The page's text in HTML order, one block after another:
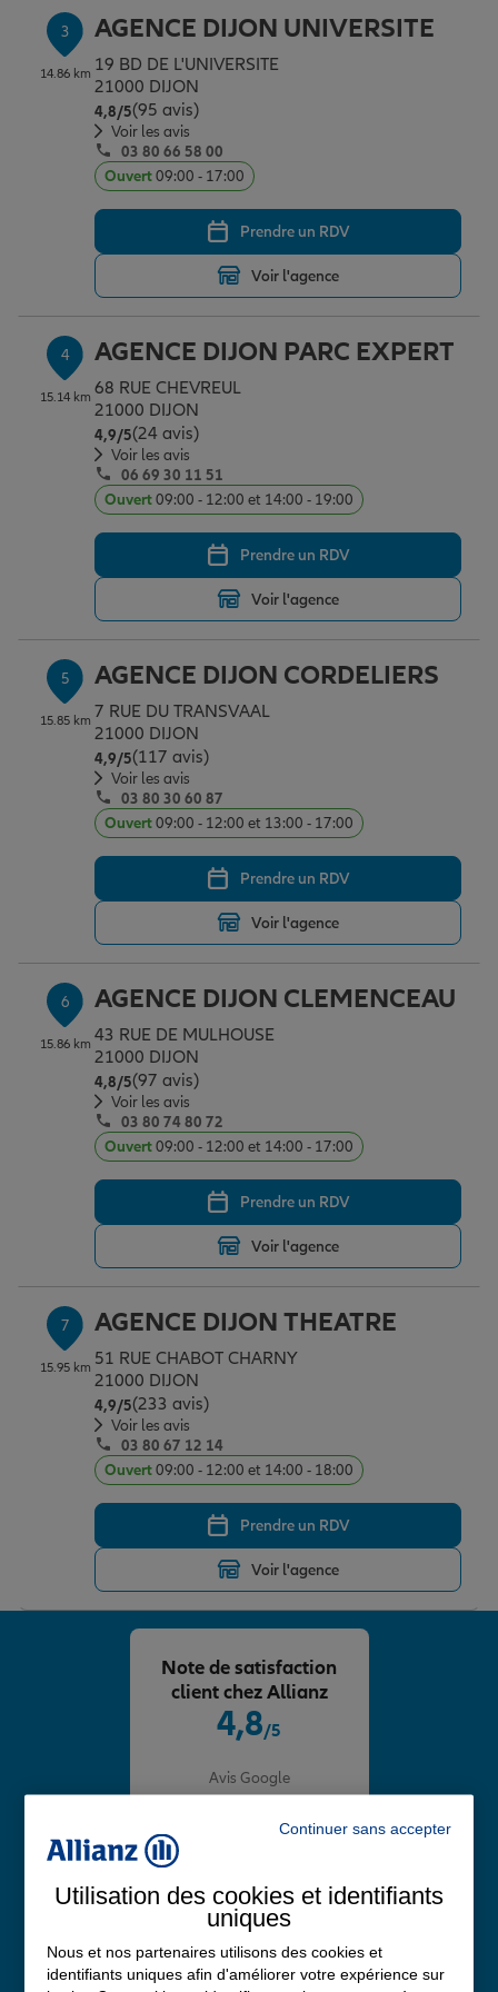
Garantie des accidents de la vie
Assurance scolaire
Retraite
Tous nos devis d'assurance
3
14.86 km
AGENCE DIJON UNIVERSITE
19 BD DE L'UNIVERSITE
21000 DIJON
4,8/5Note de 4.8 sur 5
(95 avis)
Voir les avis
03 80 66 58 00
Ouvert09:00 - 17:00
Prendre un RDV
Voir l'agence
4
15.14 km
AGENCE DIJON PARC EXPERT
68 RUE CHEVREUL
21000 DIJON
4,9/5Note de 4.9 sur 5
(24 avis)
Voir les avis
06 69 30 11 51
Ouvert09:00 - 12:00 et 14:00 - 19:00
Prendre un RDV
Voir l'agence
5
15.85 km
AGENCE DIJON CORDELIERS
7 RUE DU TRANSVAAL
21000 DIJON
4,9/5Note de 4.9 sur 5
(117 avis)
Voir les avis
03 80 30 60 87
Ouvert09:00 - 12:00 et 13:00 - 17:00
Prendre un RDV
Voir l'agence
6
15.86 km
AGENCE DIJON CLEMENCEAU
43 RUE DE MULHOUSE
21000 DIJON
4,8/5Note de 4.8 sur 5
(97 avis)
Voir les avis
03 80 74 80 72
Ouvert09:00 - 12:00 et 14:00 - 17:00
Prendre un RDV
Voir l'agence
7
15.95 km
AGENCE DIJON THEATRE
51 RUE CHABOT CHARNY
21000 DIJON
4,9/5Note de 4.9 sur 5
(233 avis)
Voir les avis
03 80 67 12 14
Ouvert09:00 - 12:00 et 14:00 - 18:00
Prendre un RDV
Voir l'agence
4,8/5
Avis Google
Note de satisfaction
client chez Allianz
Continuer sans accepter
Utilisation des cookies et identifiants
uniques
Nous et nos partenaires utilisons des cookies et
identifiants uniques afin d'améliorer votre expérience sur